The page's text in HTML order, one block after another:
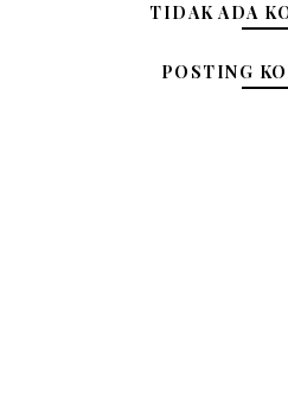
TIDAK ADA
POSTING